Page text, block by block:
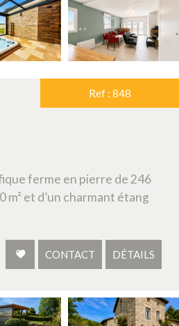
Ref : 848
ferme en pierre de 246
m² et d’un charmant étang
CONTACT DÉTAILS